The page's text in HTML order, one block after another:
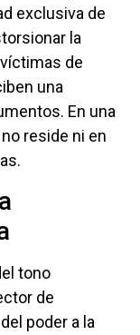
exclusiva de
la
de
una
En una
reside ni en
tono
de
poder a la